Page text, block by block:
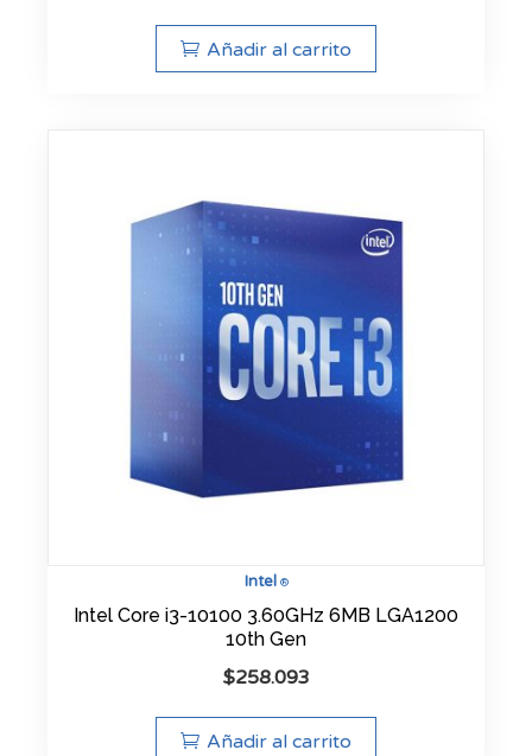
Añadir al carrito
Intel®
Intel Core i3-10100 3.60GHz 6MB LGA1200
10th Gen
$258.093
Añadir al carrito